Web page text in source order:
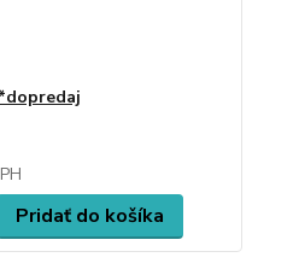
Pridať do košíka